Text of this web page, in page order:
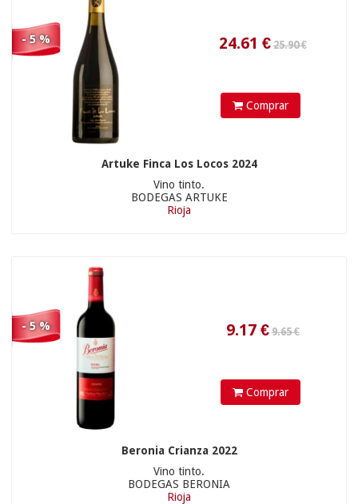
- 5 %
Comprar
Artuke Finca Los Locos 2024
Vino tinto.
BODEGAS ARTUKE
Rioja
- 5 %
Comprar
Beronia Crianza 2022
Vino tinto.
BODEGAS BERONIA
Rioja
28.41€